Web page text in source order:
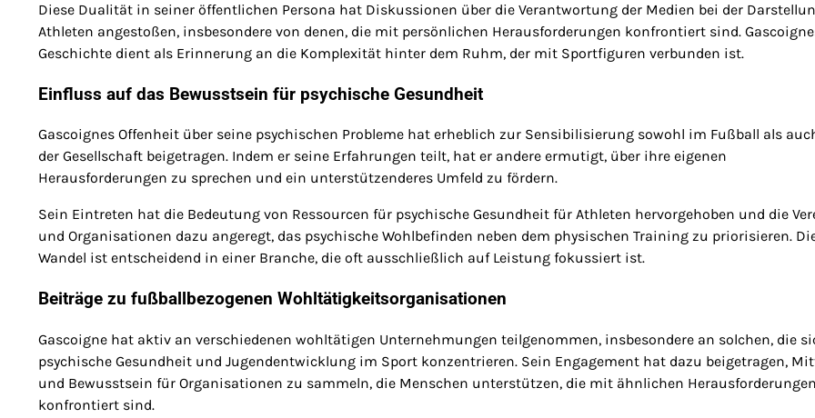
Diese Dualität in seiner öffentlichen Persona hat Diskussionen über die Verantwortung der Medien bei der
Athleten angestoßen, insbesondere von denen, die mit persönlichen Herausforderungen konfrontiert sind.
Geschichte dient als Erinnerung an die Komplexität hinter dem Ruhm, der mit Sportfiguren verbunden ist.
Einfluss auf das Bewusstsein für psychische Gesundheit
Gascoignes Offenheit über seine psychischen Probleme hat erheblich zur Sensibilisierung sowohl im Fußball als
der Gesellschaft beigetragen. Indem er seine Erfahrungen teilt, hat er andere ermutigt, über ihre eigenen
Herausforderungen zu sprechen und ein unterstützenderes Umfeld zu fördern.
Sein Eintreten hat die Bedeutung von Ressourcen für psychische Gesundheit für Athleten hervorgehoben und die
und Organisationen dazu angeregt, das psychische Wohlbefinden neben dem physischen Training zu priorisieren.
Wandel ist entscheidend in einer Branche, die oft ausschließlich auf Leistung fokussiert ist.
Beiträge zu fußballbezogenen Wohltätigkeitsorganisationen
Gascoigne hat aktiv an verschiedenen wohltätigen Unternehmungen teilgenommen, insbesondere an solchen, die
psychische Gesundheit und Jugendentwicklung im Sport konzentrieren. Sein Engagement hat dazu beigetragen,
und Bewusstsein für Organisationen zu sammeln, die Menschen unterstützen, die mit ähnlichen Herausforderungen
konfrontiert sind.